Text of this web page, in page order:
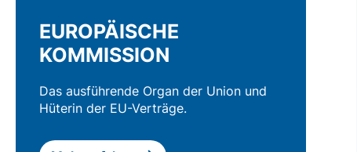
EUROPÄISCHE
KOMMISSION
Das ausführende Organ der Union und
Hüterin der EU-Verträge.